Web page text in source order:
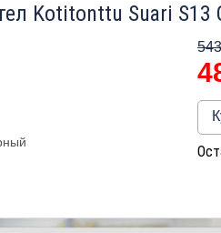
Kotitonttu Suari S13